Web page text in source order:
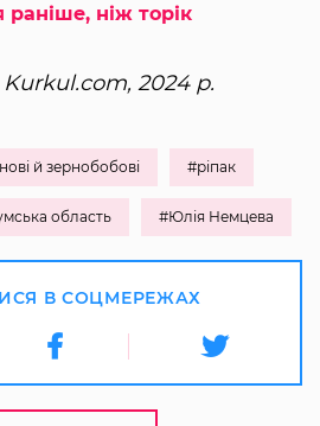
раніше, ніж торік
Kurkul.com, 2024 р.
й зернобобові #ріпак
область #Юлія Немцева
В СОЦМЕРЕЖАХ